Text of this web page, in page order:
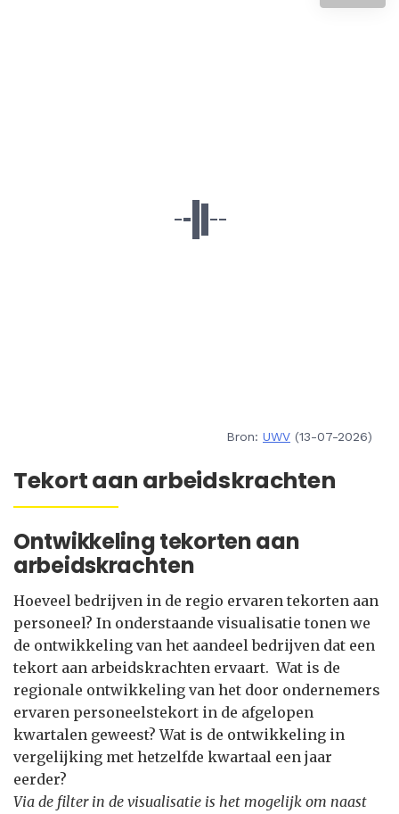
Bron: UWV (13-07-2026)
Tekort aan arbeidskrachten
Ontwikkeling tekorten aan
arbeidskrachten
Hoeveel bedrijven in de regio ervaren tekorten aan
personeel? In onderstaande visualisatie tonen we
de ontwikkeling van het aandeel bedrijven dat een
tekort aan arbeidskrachten ervaart. Wat is de
regionale ontwikkeling van het door ondernemers
ervaren personeelstekort in de afgelopen
kwartalen geweest? Wat is de ontwikkeling in
vergelijking met hetzelfde kwartaal een jaar
eerder?
Via de filter in de visualisatie is het mogelijk om naast